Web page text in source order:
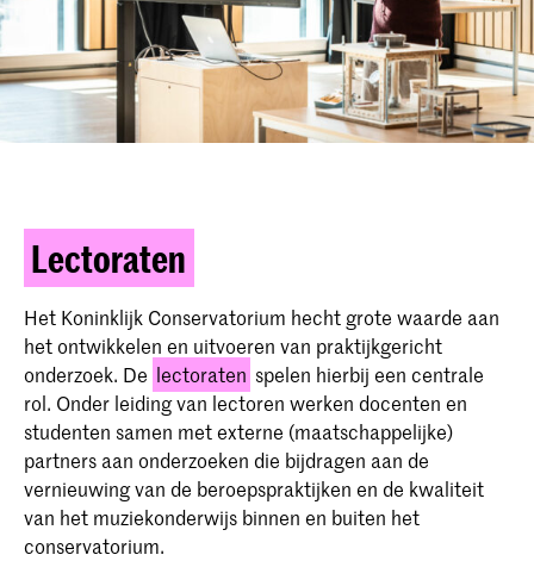
Lectoraten
Het Koninklijk Conservatorium hecht grote waarde aan
het ontwikkelen en uitvoeren van praktijkgericht
onderzoek. De lectoraten spelen hierbij een centrale
rol. Onder leiding van lectoren werken docenten en
studenten samen met externe (maatschappelijke)
partners aan onderzoeken die bijdragen aan de
vernieuwing van de beroepspraktijken en de kwaliteit
van het muziekonderwijs binnen en buiten het
conservatorium.